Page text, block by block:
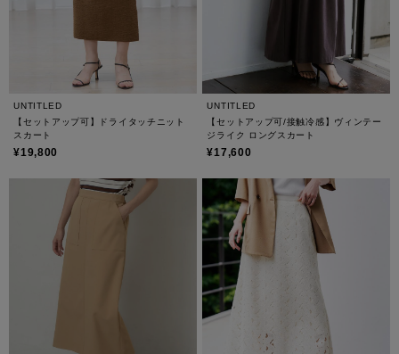
UNTITLED
【セットアップ可】ドライタッチニット
スカート
¥19,800
UNTITLED
【セットアップ可/接触冷感】ヴィンテー
ジライク ロングスカート
¥17,600